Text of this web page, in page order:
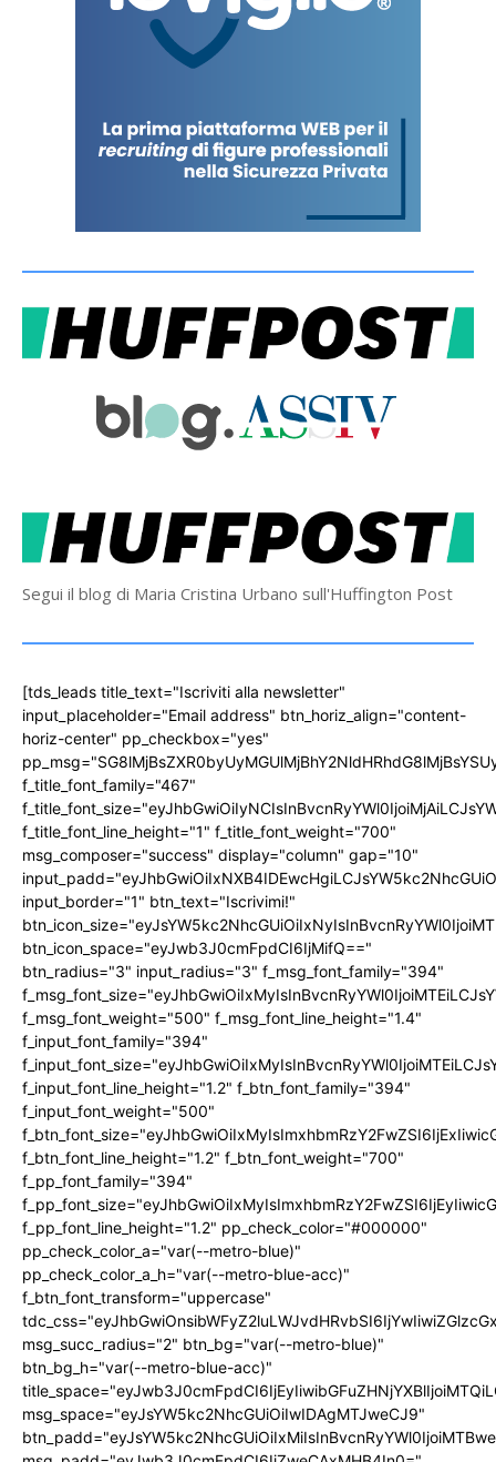
Segui il blog di Maria Cristina Urbano sull'Huffington Post
[tds_leads title_text="Iscriviti alla newsletter"
input_placeholder="Email address" btn_horiz_align="content-
horiz-center" pp_checkbox="yes"
f_title_font_family="467"
f_title_font_line_height="1" f_title_font_weight="700"
msg_composer="success" display="column" gap="10"
input_border="1" btn_text="Iscrivimi!"
btn_icon_space="eyJwb3J0cmFpdCI6IjMifQ=="
btn_radius="3" input_radius="3" f_msg_font_family="394"
f_msg_font_weight="500" f_msg_font_line_height="1.4"
f_input_font_family="394"
f_input_font_line_height="1.2" f_btn_font_family="394"
f_input_font_weight="500"
f_btn_font_line_height="1.2" f_btn_font_weight="700"
f_pp_font_family="394"
f_pp_font_line_height="1.2" pp_check_color="#000000"
pp_check_color_a="var(--metro-blue)"
pp_check_color_a_h="var(--metro-blue-acc)"
f_btn_font_transform="uppercase"
msg_succ_radius="2" btn_bg="var(--metro-blue)"
btn_bg_h="var(--metro-blue-acc)"
msg_space="eyJsYW5kc2NhcGUiOiIwIDAgMTJweCJ9"